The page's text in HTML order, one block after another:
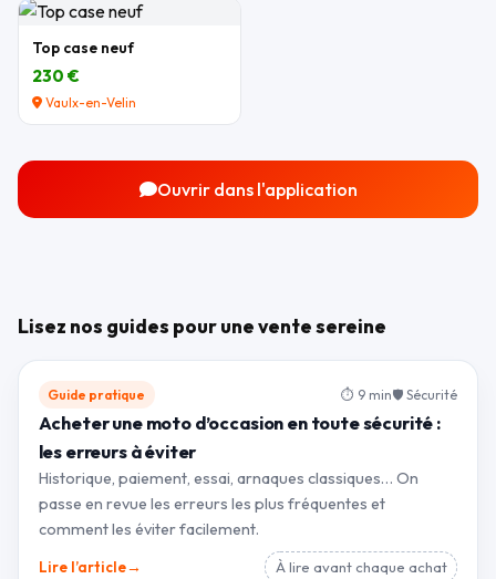
Top case neuf
230 €
Vaulx-en-Velin
Ouvrir dans l'application
Lisez nos guides pour une vente sereine
Guide pratique ⏱ 9 min🛡 Sécurité
Acheter une moto d’occasion en toute sécurité :
les erreurs à éviter
Historique, paiement, essai, arnaques classiques… On
passe en revue les erreurs les plus fréquentes et
comment les éviter facilement.
Lire l’article→ À lire avant chaque achat